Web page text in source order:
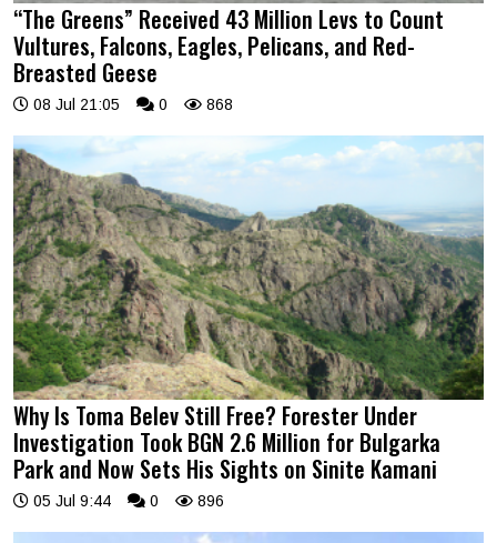
“The Greens” Received 43 Million Levs to Count
Vultures, Falcons, Eagles, Pelicans, and Red-
Breasted Geese
08 Jul 21:05 0 868
Why Is Toma Belev Still Free? Forester Under
Investigation Took BGN 2.6 Million for Bulgarka
Park and Now Sets His Sights on Sinite Kamani
05 Jul 9:44 0 896